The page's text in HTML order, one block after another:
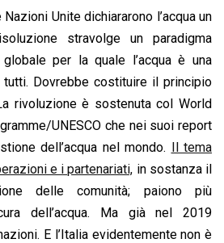
Unite dichiararono l’acqua un
stravolge un paradigma
per la quale l’acqua è una
Dovrebbe costituire il principio
rivoluzione è sostenuta col World
UNESCO che nei suoi report
dell’acqua nel mondo. Il tema
e i partenariati, in sostanza il
delle comunità; paiono più
dell’acqua. Ma già nel 2019
E l’Italia evidentemente non è